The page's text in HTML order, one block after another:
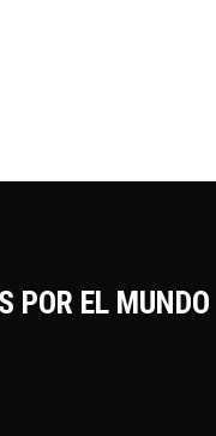
POR EL MUNDO